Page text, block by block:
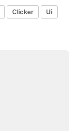
Clicker
Ui